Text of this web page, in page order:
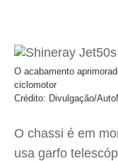
O acabamento
ciclomotor
Crédito: Divulgação/
O chassi é em
usa garfo